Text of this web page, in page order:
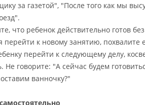
за газетой", "После того как мы
что ребенок действительно готов
к новому занятию, похвалите
перейти к следующему делу,
Не говорите: "А сейчас будем
ванночку?"